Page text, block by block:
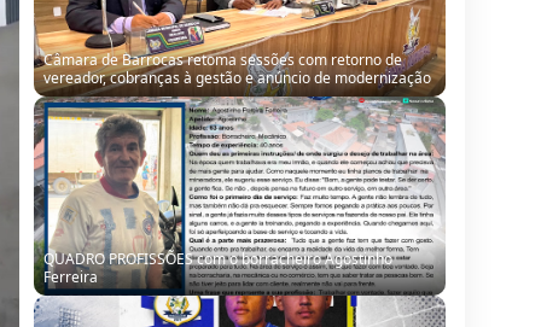
Câmara de Barrocas retoma sessões com retorno de
vereador, cobranças à gestão e anúncio de modernização
QUADRO PROFISSÕES com o borracheiro Agostinho
Ferreira